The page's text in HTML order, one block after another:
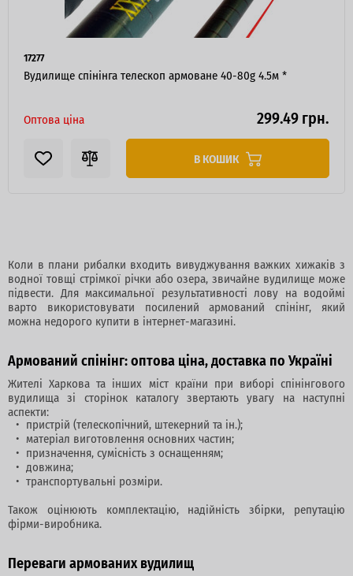
17277
Вудилище спінінга телескоп армоване 40-80g 4.5м *
Оптова ціна 299.49 грн.
В КОШИК
Коли в плани рибалки входить вивуджування важких хижаків з
водної товщі стрімкої річки або озера, звичайне вудилище може
підвести. Для максимальної результативності лову на водоймі
варто використовувати посилений армований спінінг, який
можна недорого купити в інтернет-магазині.
Армований спінінг: оптова ціна, доставка по Україні
Жителі Харкова та інших міст країни при виборі спінінгового
вудилища зі сторінок каталогу звертають увагу на наступні
аспекти:
пристрій (телескопічний, штекерний та ін.);
матеріал виготовлення основних частин;
призначення, сумісність з оснащенням;
довжина;
транспортувальні розміри.
Також оцінюють комплектацію, надійність збірки, репутацію
фірми-виробника.
Переваги армованих вудилищ